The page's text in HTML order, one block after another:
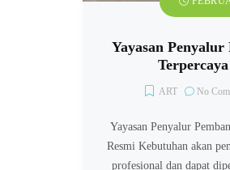
Yayasan
ART No
Yayasan Penyalur
Resmi Kebutuhan akan
profesional dan dapat